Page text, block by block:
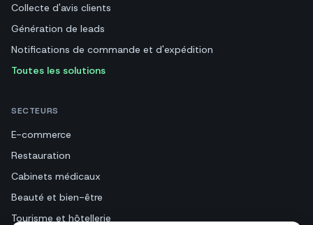
Collecte d'avis clients
Génération de leads
Notifications de commande et d'expédition
Toutes les solutions
SECTEURS
E-commerce
Restauration
Cabinets médicaux
Beauté et bien-être
Tourisme et hôtellerie